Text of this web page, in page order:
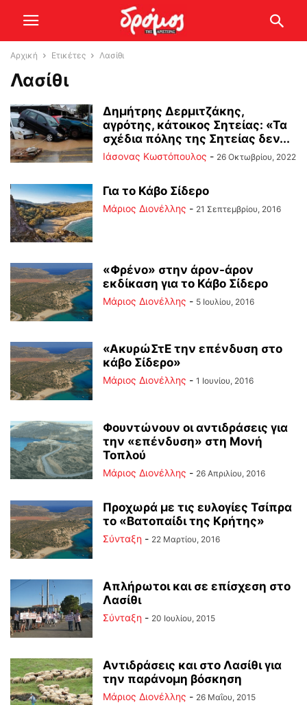
Αρχική Ετικέτες Λασίθι
Λασίθι
Δημήτρης Δερμιτζάκης,
αγρότης, κάτοικος Σητείας: «Τα
σχέδια πόλης της Σητείας δεν...
Ιάσονας Κωστόπουλος - 26 Οκτωβρίου, 2022
Για το Κάβο Σίδερο
Μάριος Διονέλλης - 21 Σεπτεμβρίου, 2016
«Φρένο» στην άρον-άρον
εκδίκαση για το Κάβο Σίδερο
Μάριος Διονέλλης - 5 Ιουλίου, 2016
«ΑκυρώΣτΕ την επένδυση στο
κάβο Σίδερο»
Μάριος Διονέλλης - 1 Ιουνίου, 2016
Φουντώνουν οι αντιδράσεις για
την «επένδυση» στη Μονή
Τοπλού
Μάριος Διονέλλης - 26 Απριλίου, 2016
Προχωρά με τις ευλογίες Τσίπρα
το «Βατοπαίδι της Κρήτης»
Σύνταξη - 22 Μαρτίου, 2016
Απλήρωτοι και σε επίσχεση στο
Λασίθι
Σύνταξη - 20 Ιουλίου, 2015
Αντιδράσεις και στο Λασίθι για
την παράνομη βόσκηση
Μάριος Διονέλλης - 26 Μαΐου, 2015